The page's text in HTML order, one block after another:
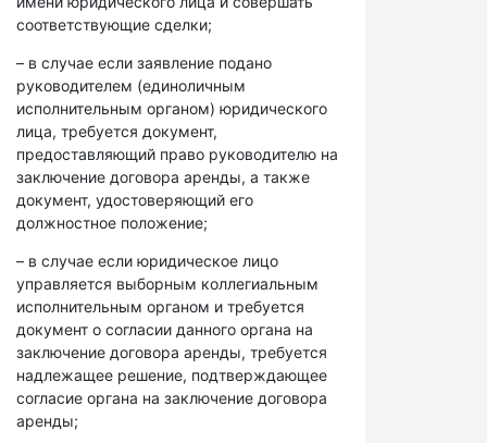
соответствующие сделки;
– в случае если заявление подано
руководителем (единоличным
исполнительным органом) юридического
лица, требуется документ,
предоставляющий право руководителю на
заключение договора аренды, а также
документ, удостоверяющий его
должностное положение;
– в случае если юридическое лицо
управляется выборным коллегиальным
исполнительным органом и требуется
документ о согласии данного органа на
заключение договора аренды, требуется
надлежащее решение, подтверждающее
согласие органа на заключение договора
аренды;